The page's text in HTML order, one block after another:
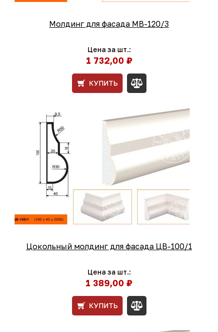
Молдинг для фасада МВ-120/3
Цена за шт.:
1 732,00 ₽
КУПИТЬ
Цокольный молдинг для фасада ЦВ-100/1
Цена за шт.:
1 389,00 ₽
КУПИТЬ